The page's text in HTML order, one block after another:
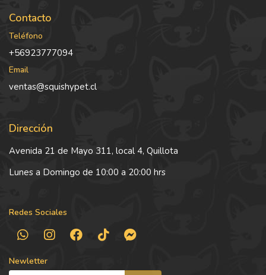
Contacto
Teléfono
+56923777094
Email
ventas@squishypet.cl
Dirección
Avenida 21 de Mayo 311, local 4, Quillota
Lunes a Domingo de 10:00 a 20:00 hrs
Redes Sociales
Newletter